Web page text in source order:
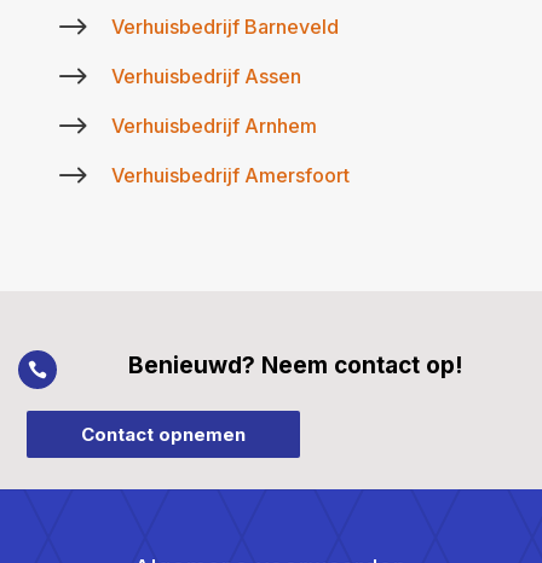
$ Verhuisbedrijf Barneveld
$ Verhuisbedrijf Assen
$ Verhuisbedrijf Arnhem
$ Verhuisbedrijf Amersfoort
 Benieuwd? Neem contact op!
Contact opnemen